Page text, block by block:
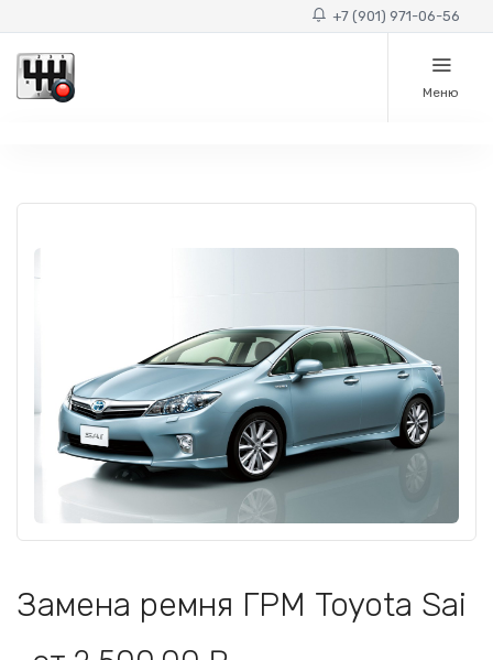
+7 (901) 971-06-56
Меню
Замена ремня ГРМ Toyota Sai